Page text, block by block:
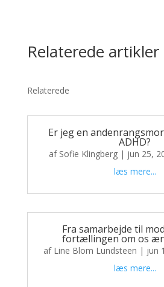
Relaterede artikler
Relaterede
Er jeg en
ADHD?
af Sofie Klingberg | jun 25,
læs mere...
Fra samarbejde til
fortællingen om os
af Line Blom Lundsteen | jun
læs mere...